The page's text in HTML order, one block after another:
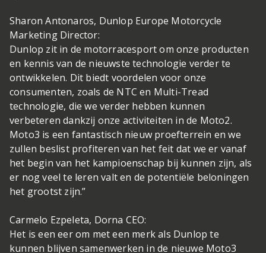
Sharon Antonaros, Dunlop Europe Motorcycle
Marketing Director:
Dunlop zit in de motorracesport om onze producten
en kennis van de nieuwste technologie verder te
ontwikkelen. Dit biedt voordelen voor onze
consumenten, zoals de NTC en Multi-Tread
technologie, die we verder hebben kunnen
verbeteren dankzij onze activiteiten in de Moto2.
Moto3 is een fantastisch nieuw proefterrein en we
zullen beslist profiteren van het feit dat we er vanaf
het begin van het kampioenschap bij kunnen zijn, als
er nog veel te leren valt en de potentiële beloningen
het grootst zijn.”
Carmelo Ezpeleta, Dorna CEO:
Het is een eer om met een merk als Dunlop te
kunnen blijven samenwerken in de nieuwe Moto3